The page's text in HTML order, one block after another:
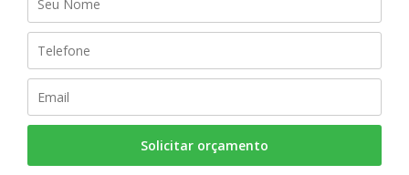
Solicitar orçamento